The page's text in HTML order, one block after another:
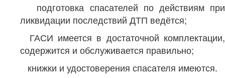
подготовка спасателей по действиям при
ликвидации последствий ДТП ведётся;
ГАСИ имеется в достаточной комплектации,
содержится и обслуживается правильно;
книжки и удостоверения спасателя имеются.